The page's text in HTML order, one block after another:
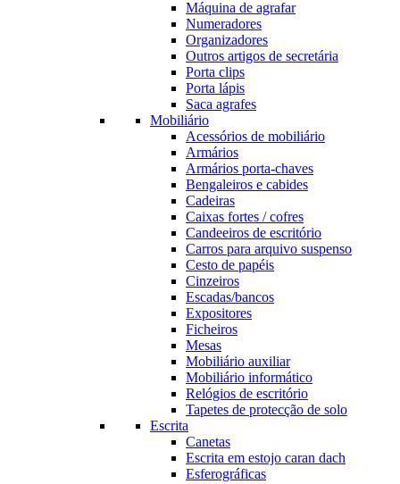
Máquina de agrafar
Numeradores
Organizadores
Outros artigos de secretária
Porta clips
Porta lápis
Saca agrafes
Mobiliário
Acessórios de mobiliário
Armários
Armários porta-chaves
Bengaleiros e cabides
Cadeiras
Caixas fortes / cofres
Candeeiros de escritório
Carros para arquivo suspenso
Cesto de papéis
Cinzeiros
Escadas/bancos
Expositores
Ficheiros
Mesas
Mobiliário auxiliar
Mobiliário informático
Relógios de escritório
Tapetes de protecção de solo
Escrita
Canetas
Escrita em estojo caran dach
Esferográficas